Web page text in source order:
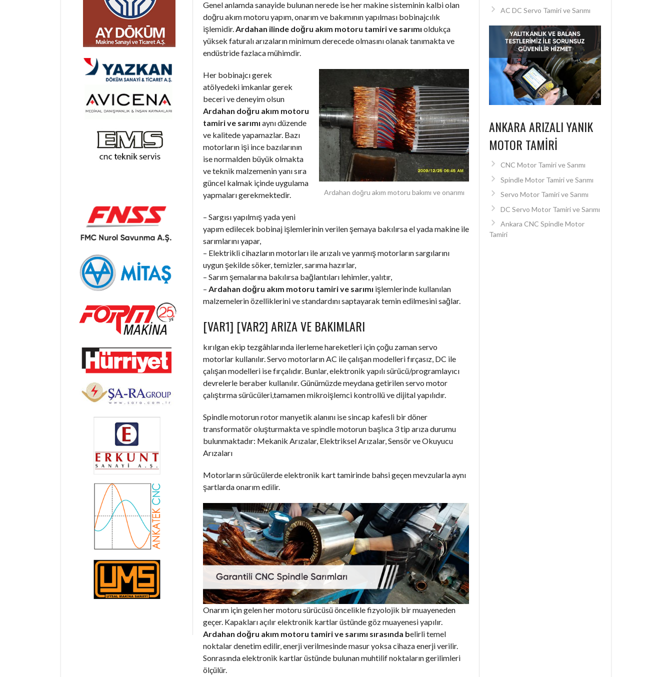
Genel anlamda sanayide bulunan nerede ise her makine sisteminin kalbi olan
doğru akım motoru yapım, onarım ve bakımının yapılması bobinajcılık
işlemidir.Ardahan ilinde doğru akım motoru tamiri ve sarımı oldukça
yüksek faturalı arızaların minimum derecede olmasını olanak tanımakta ve
endüstride fazlaca mühimdir.
Ardahan doğru akım motoru bakımı ve onarımı
Her bobinajcı gerek
atölyedeki imkanlar gerek
beceri ve deneyim olsun
Ardahan doğru akım motoru
tamiri ve sarımı aynı düzende
ve kalitede yapamazlar. Bazı
motorların işi ince bazılarının
ise normalden büyük olmakta
ve teknik malzemenin yanı sıra
güncel kalmak içinde uygulama
yapmaları gerekmektedir.
– Sargısı yapılmış yada yeni
yapım edilecek bobinaj işlemlerinin verilen şemaya bakılırsa el yada makine ile
sarımlarını yapar,
– Elektrikli cihazların motorları ile arızalı ve yanmış motorların sargılarını
uygun şekilde söker, temizler, sarıma hazırlar,
– Sarım şemalarına bakılırsa bağlantıları lehimler, yalıtır,
– Ardahan doğru akım motoru tamiri ve sarımı işlemlerinde kullanılan
malzemelerin özelliklerini ve standardını saptayarak temin edilmesini sağlar.
[VAR1] [VAR2] ARIZA VE BAKIMLARI
kırılgan ekip tezgâhlarında ilerleme hareketleri için çoğu zaman servo
motorlar kullanılır. Servo motorların AC ile çalışan modelleri fırçasız, DC ile
çalışan modelleri ise fırçalıdır. Bunlar, elektronik yapılı sürücü/programlayıcı
devrelerle beraber kullanılır. Günümüzde meydana getirilen servo motor
çalıştırma sürücüleri,tamamen mikroişlemci kontrollü ve dijital yapılıdır.
Spindle motorun rotor manyetik alanını ise sincap kafesli bir döner
transformatör oluşturmakta ve spindle motorun başlıca 3 tip arıza durumu
bulunmaktadır: Mekanik Arızalar, Elektriksel Arızalar, Sensör ve Okuyucu
Arızaları
Motorların sürücülerde elektronik kart tamirinde bahsi geçen mevzularla aynı
şartlarda onarım edilir.
Onarım için gelen her motoru sürücüsü öncelikle fizyolojik bir muayeneden
geçer. Kapakları açılır elektronik kartlar üstünde göz muayenesi yapılır.
Ardahan doğru akım motoru tamiri ve sarımı sırasında belirli temel
noktalar denetim edilir, enerji verilmesinde masur yoksa cihaza enerji verilir.
Sonrasında elektronik kartlar üstünde bulunan muhtilif noktaların gerilimleri
ölçülür.
AC DC Servo Tamiri ve Sarımı
ANKARA ARIZALI YANIK
MOTOR TAMIRI
CNC Motor Tamiri ve Sarımı
Spindle Motor Tamiri ve Sarımı
Servo Motor Tamiri ve Sarımı
DC Servo Motor Tamiri ve Sarımı
Ankara CNC Spindle Motor
Tamiri